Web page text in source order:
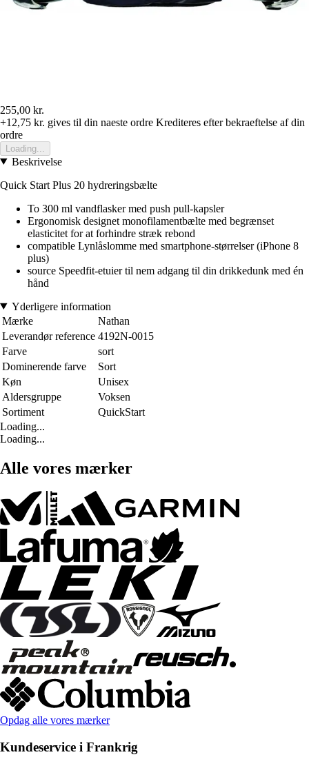
255,00 kr.
+12,75 kr. gives til din naeste ordre Krediteres efter bekraeftelse af din
ordre
Loading...
Beskrivelse
Quick Start Plus 20 hydreringsbælte
To 300 ml vandflasker med push pull-kapsler
Ergonomisk designet monofilamentbælte med begrænset
elasticitet for at forhindre stræk rebond
compatible Lynlåslomme med smartphone-størrelser (iPhone 8
plus)
source Speedfit-etuier til nem adgang til din drikkedunk med én
hånd
Yderligere information
Mærke
Nathan
Leverandør reference 4192N-0015
Farve
sort
Dominerende farve
Sort
Køn
Unisex
Aldersgruppe
Voksen
Sortiment
QuickStart
Loading...
Loading...
Alle vores mærker
Opdag alle vores mærker
Kundeservice i Frankrig